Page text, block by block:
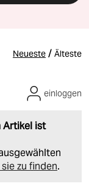
Neueste / Älteste
Artikel ist
zu finden.
einloggen